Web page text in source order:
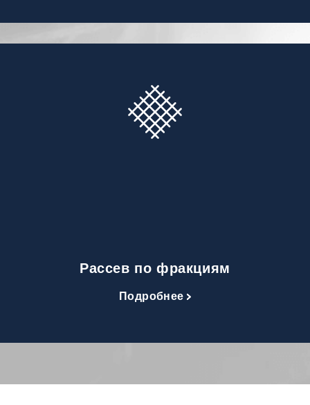
Рассев по фракциям
Подробнее